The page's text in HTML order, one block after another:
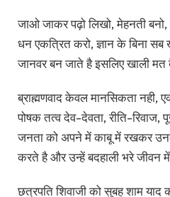
जाओ जाकर पढ़ो लिखो, मेहनती बनो,
धन एकत्रित करो, ज्ञान के बिना सब
जानवर बन जाते है इसलिए खाली मत
ब्राह्मणवाद केवल मानसिकता नही,
पोषक तत्व देव-देवता, रीति-रिवाज,
जनता को अपने में काबू में रखकर
करते है और उन्हें बदहाली भरे
छत्रपति शिवाजी को सुबह शाम